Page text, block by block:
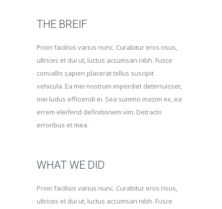
THE BREIF
Proin facilisis varius nunc. Curabitur eros risus,
ultrices et dui ut, luctus accumsan nibh. Fusce
convallis sapien placerat tellus suscipit
vehicula. Ea mei nostrum imperdiet deterruisset,
mei ludus efficiendi ei. Sea summo mazim ex, ea
errem eleifend definitionem vim. Detracto
erroribus et mea.
WHAT WE DID
Proin facilisis varius nunc. Curabitur eros risus,
ultrices et dui ut, luctus accumsan nibh. Fusce